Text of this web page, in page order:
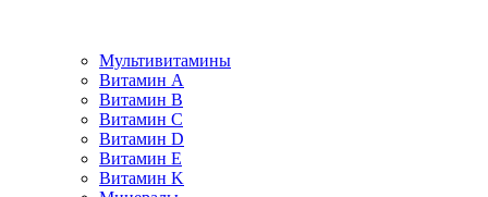
Мультивитамины
Витамин A
Витамин B
Витамин C
Витамин D
Витамин E
Витамин K